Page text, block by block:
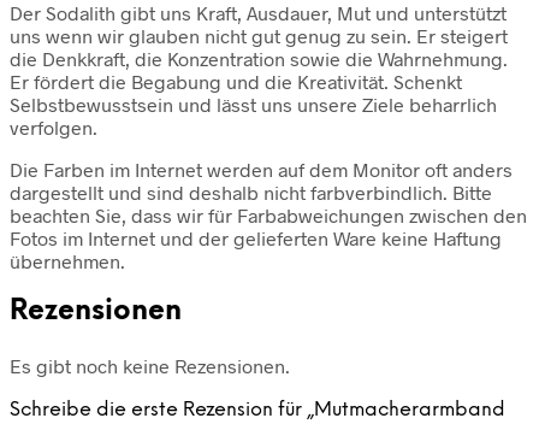
Der Sodalith gibt uns Kraft, Ausdauer, Mut und unterstützt
uns wenn wir glauben nicht gut genug zu sein. Er steigert
die Denkkraft, die Konzentration sowie die Wahrnehmung.
Er fördert die Begabung und die Kreativität. Schenkt
Selbstbewusstsein und lässt uns unsere Ziele beharrlich
verfolgen.
Die Farben im Internet werden auf dem Monitor oft anders
dargestellt und sind deshalb nicht farbverbindlich. Bitte
beachten Sie, dass wir für Farbabweichungen zwischen den
Fotos im Internet und der gelieferten Ware keine Haftung
übernehmen.
Rezensionen
Es gibt noch keine Rezensionen.
Schreibe die erste Rezension für „Mutmacherarmband